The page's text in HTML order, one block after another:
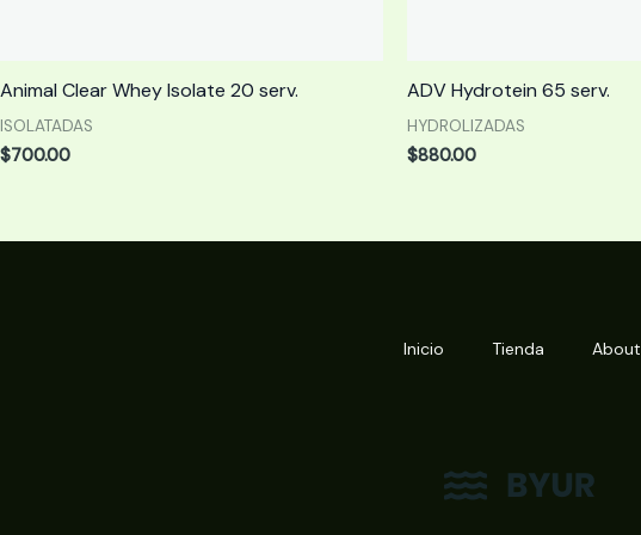
Animal Clear Whey Isolate 20 serv.
ISOLATADAS
$700.00
ADV Hydrotein 65 serv.
HYDROLIZADAS
$880.00
Inicio Tienda About